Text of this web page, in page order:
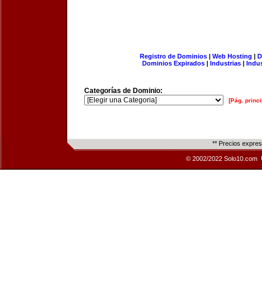
Registro de Dominios| Web Hosting |
Dominios Expirados | Industrias |
Categorías de Dominio:
[Pág.
** Precios
© 2002/2022 Solo10.com